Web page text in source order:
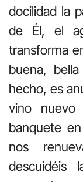
docilidad la
de Él, el
transforma
buena,
hecho, es
vino nuevo
banquete
nos
descuidéis